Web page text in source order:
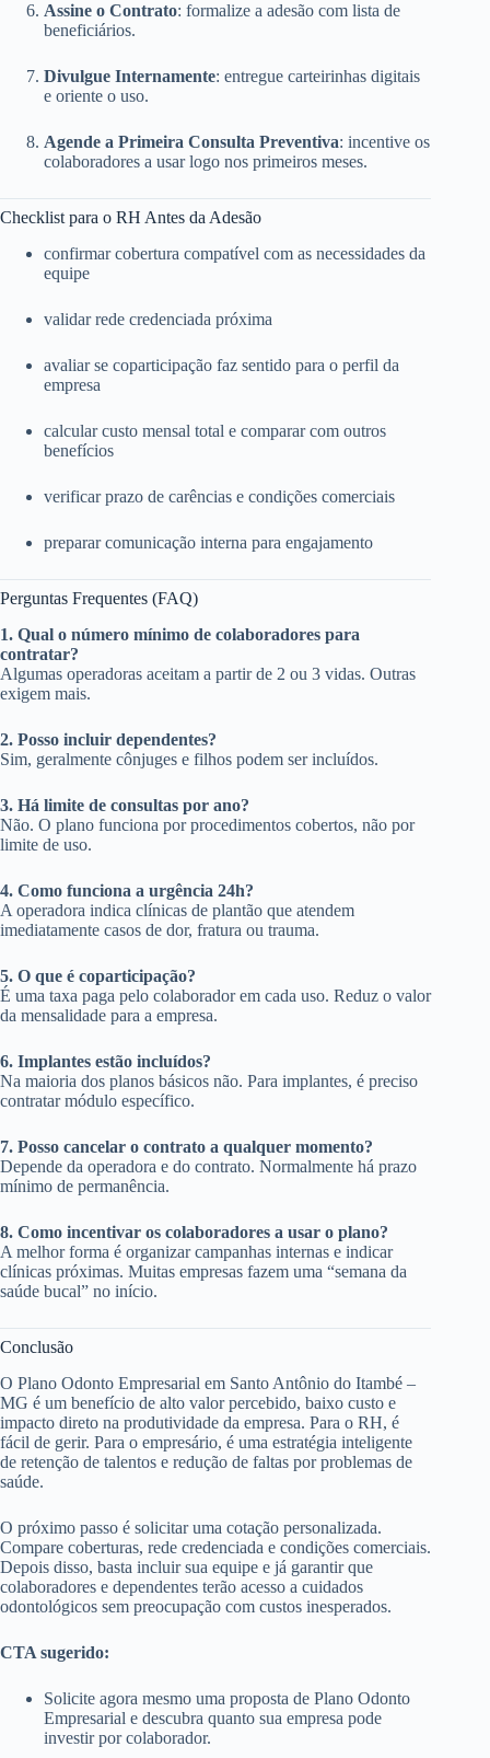
Assine o Contrato: formalize a adesão com lista de
beneficiários.
Divulgue Internamente: entregue carteirinhas digitais
e oriente o uso.
Agende a Primeira Consulta Preventiva: incentive os
colaboradores a usar logo nos primeiros meses.
Checklist para o RH Antes da Adesão
confirmar cobertura compatível com as necessidades da
equipe
validar rede credenciada próxima
avaliar se coparticipação faz sentido para o perfil da
empresa
calcular custo mensal total e comparar com outros
benefícios
verificar prazo de carências e condições comerciais
preparar comunicação interna para engajamento
Perguntas Frequentes (FAQ)
1. Qual o número mínimo de colaboradores para
contratar?
Algumas operadoras aceitam a partir de 2 ou 3 vidas. Outras
exigem mais.
2. Posso incluir dependentes?
Sim, geralmente cônjuges e filhos podem ser incluídos.
3. Há limite de consultas por ano?
Não. O plano funciona por procedimentos cobertos, não por
limite de uso.
4. Como funciona a urgência 24h?
A operadora indica clínicas de plantão que atendem
imediatamente casos de dor, fratura ou trauma.
5. O que é coparticipação?
É uma taxa paga pelo colaborador em cada uso. Reduz o valor
da mensalidade para a empresa.
6. Implantes estão incluídos?
Na maioria dos planos básicos não. Para implantes, é preciso
contratar módulo específico.
7. Posso cancelar o contrato a qualquer momento?
Depende da operadora e do contrato. Normalmente há prazo
mínimo de permanência.
8. Como incentivar os colaboradores a usar o plano?
A melhor forma é organizar campanhas internas e indicar
clínicas próximas. Muitas empresas fazem uma “semana da
saúde bucal” no início.
Conclusão
O Plano Odonto Empresarial em Santo Antônio do Itambé –
MG é um benefício de alto valor percebido, baixo custo e
impacto direto na produtividade da empresa. Para o RH, é
fácil de gerir. Para o empresário, é uma estratégia inteligente
de retenção de talentos e redução de faltas por problemas de
saúde.
O próximo passo é solicitar uma cotação personalizada.
Compare coberturas, rede credenciada e condições comerciais.
Depois disso, basta incluir sua equipe e já garantir que
colaboradores e dependentes terão acesso a cuidados
odontológicos sem preocupação com custos inesperados.
CTA sugerido:
Solicite agora mesmo uma proposta de Plano Odonto
Empresarial e descubra quanto sua empresa pode
investir por colaborador.